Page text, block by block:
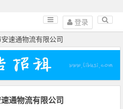
登录
速通物流有限公司
通物流有限公司